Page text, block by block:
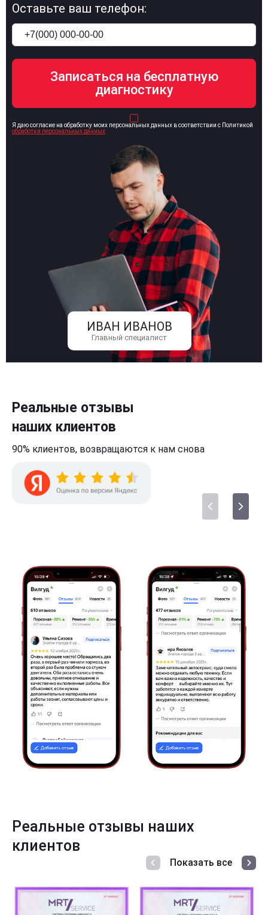
ИВАН ИВАНОВ
Главный специалист
Оставьте ваш телефон:
Я даю согласие на обработку моих персональных данных в соответствии с Политикой
обработки персональных данных
Реальные отзывы
наших клиентов
90% клиентов, возвращаются к нам снова
Реальные отзывы наших
клиентов
Показать все